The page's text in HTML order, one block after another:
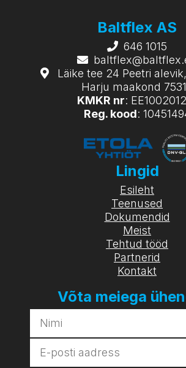
Baltflex AS
646 1015
Läike tee 24 Peetri
Harju maakond
KMKR nr:
Reg. kood:
Lingid
Esileht
Teenused
Dokumendid
Meist
Tehtud tööd
Partnerid
Kontakt
Võta meiega